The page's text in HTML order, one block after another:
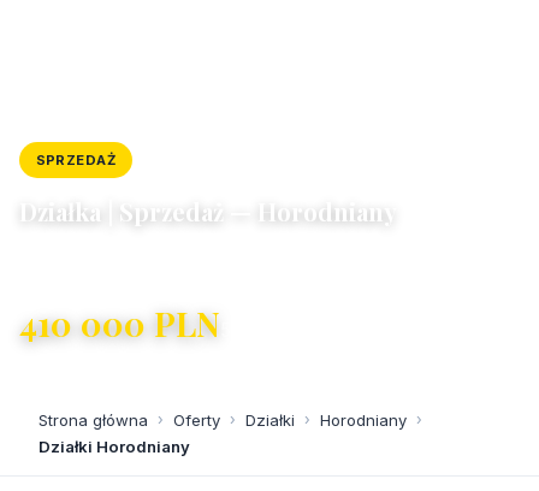
SPRZEDAŻ
Działka | Sprzedaż — Horodniany
410 000 PLN
Strona główna › Oferty › Działki › Horodniany ›
Działki Horodniany